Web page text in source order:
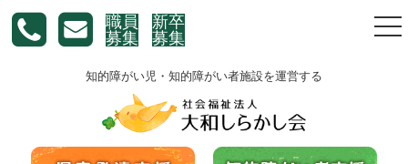
職員
募集
新卒
募集
知的障がい児・知的障がい者施設を運営する